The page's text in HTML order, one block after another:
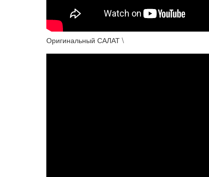
Оригинальный САЛАТ \